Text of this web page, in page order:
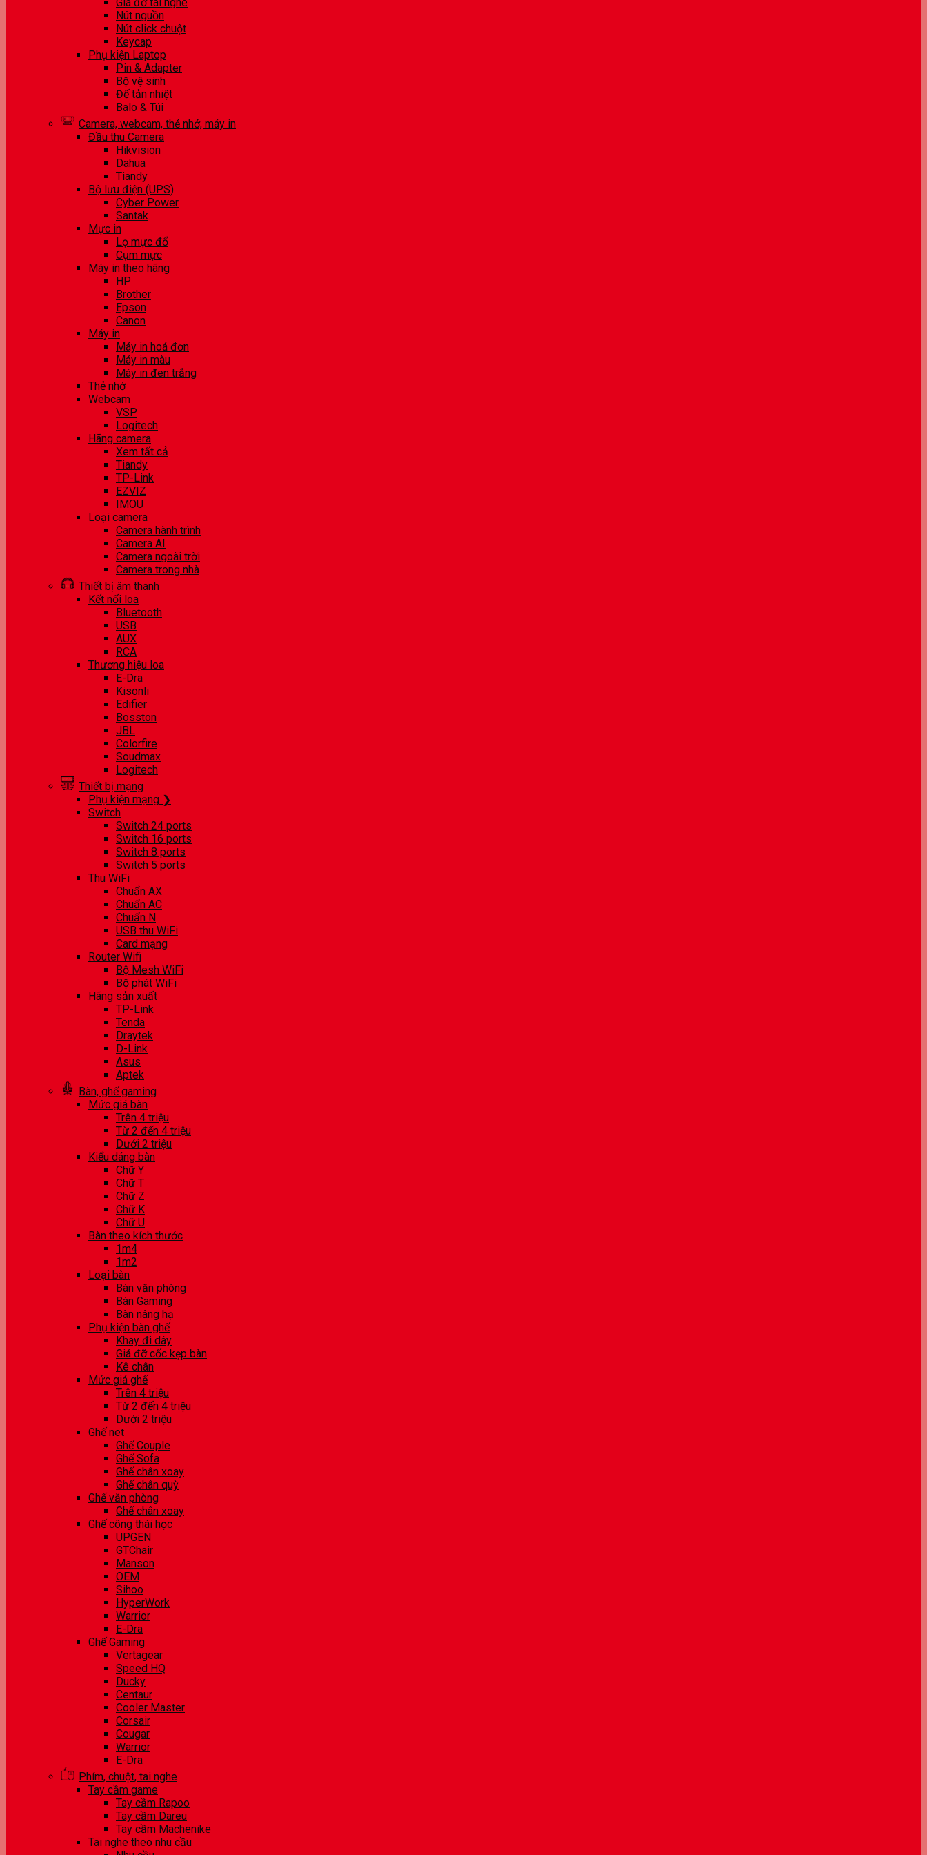
Nút nguồn
Nút click chuột
Keycap
Phụ kiện Laptop
Pin & Adapter
Bộ vệ sinh
Đế tản nhiệt
Balo & Túi
Camera, webcam, thẻ nhớ, máy in
Đầu thu Camera
Hikvision
Dahua
Tiandy
Bộ lưu điện (UPS)
Cyber Power
Santak
Mực in
Lọ mực đổ
Cụm mực
Máy in theo hãng
HP
Brother
Epson
Canon
Máy in
Máy in hoá đơn
Máy in màu
Máy in đen trắng
Thẻ nhớ
Webcam
VSP
Logitech
Hãng camera
Xem tất cả
Tiandy
TP-Link
EZVIZ
IMOU
Loại camera
Camera hành trình
Camera AI
Camera ngoài trời
Camera trong nhà
Thiết bị âm thanh
Kết nối loa
Bluetooth
USB
AUX
RCA
Thương hiệu loa
E-Dra
Kisonli
Edifier
Bosston
JBL
Colorfire
Soudmax
Logitech
Thiết bị mạng
Phụ kiện mạng ❯
Switch
Switch 24 ports
Switch 16 ports
Switch 8 ports
Switch 5 ports
Thu WiFi
Chuẩn AX
Chuẩn AC
Chuẩn N
USB thu WiFi
Card mạng
Router Wifi
Bộ Mesh WiFi
Bộ phát WiFi
Hãng sản xuất
TP-Link
Tenda
Draytek
D-Link
Asus
Aptek
Bàn, ghế gaming
Mức giá bàn
Trên 4 triệu
Từ 2 đến 4 triệu
Dưới 2 triệu
Kiểu dáng bàn
Chữ Y
Chữ T
Chữ Z
Chữ K
Chữ U
Bàn theo kích thước
1m4
1m2
Loại bàn
Bàn văn phòng
Bàn Gaming
Bàn nâng hạ
Phụ kiện bàn ghế
Khay đi dây
Giá đỡ cốc kẹp bàn
Kê chân
Mức giá ghế
Trên 4 triệu
Từ 2 đến 4 triệu
Dưới 2 triệu
Ghế net
Ghế Couple
Ghế Sofa
Ghế chân xoay
Ghế chân quỳ
Ghế văn phòng
Ghế chân xoay
Ghế công thái học
UPGEN
GTChair
Manson
OEM
Sihoo
HyperWork
Warrior
E-Dra
Ghế Gaming
Vertagear
Speed HQ
Ducky
Centaur
Cooler Master
Corsair
Cougar
Warrior
E-Dra
Phím, chuột, tai nghe
Tay cầm game
Tay cầm Rapoo
Tay cầm Dareu
Tay cầm Machenike
Tai nghe theo nhu cầu